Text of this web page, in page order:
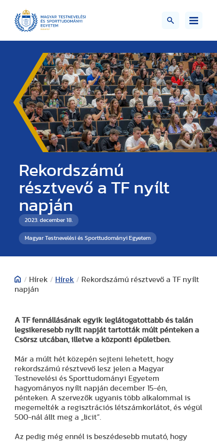
Rekordszámú
résztvevő a TF nyílt
napján
2023. december 18.
Magyar Testnevelési és Sporttudományi Egyetem
/ Hírek / Hírek / Rekordszámú résztvevő a TF nyílt
napján
A TF fennállásának egyik leglátogatottabb és talán
legsikeresebb nyílt napját tartották múlt pénteken a
Csörsz utcában, illetve a központi épületben.
Már a múlt hét közepén sejteni lehetett, hogy
rekordszámú résztvevő lesz jelen a Magyar
Testnevelési és Sporttudományi Egyetem
hagyományos nyílt napján december 15-én,
pénteken. A szervezők ugyanis több alkalommal is
megemelték a regisztrációs létszámkorlátot, és végül
500-nál állt meg a „licit”.
Az pedig még ennél is beszédesebb mutató, hogy